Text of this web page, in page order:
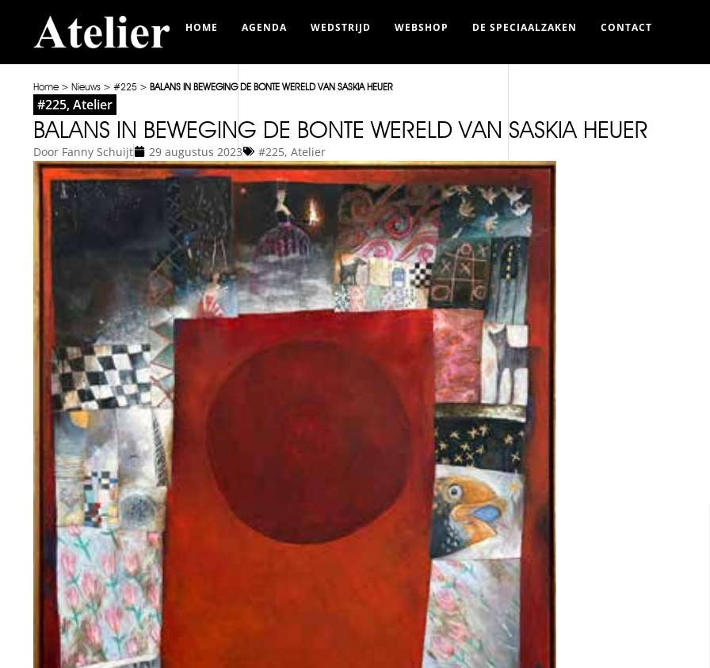
HOME AGENDA WEDSTRIJD WEBSHOP DE SPECIAALZAKEN CONTACT
Home > Nieuws > #225 > BALANS IN BEWEGING DE BONTE WERELD VAN SASKIA HEUER
#225,Atelier
BALANS IN BEWEGING DE BONTE WERELD VAN SASKIA HEUER
Door Fanny Schuijt 29 augustus 2023 #225, Atelier